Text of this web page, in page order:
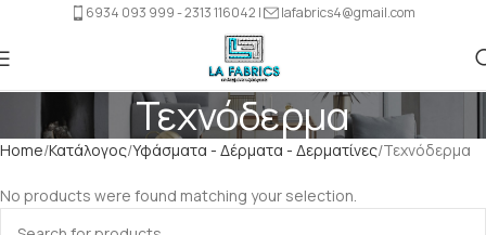
6934 093 999 - 2313 116042 | lafabrics4@gmail.com
Τεχνόδερμα
Home Κατάλογος Υφάσματα - Δέρματα - Δερματίνες Τεχνόδερμα
No products were found matching your selection.